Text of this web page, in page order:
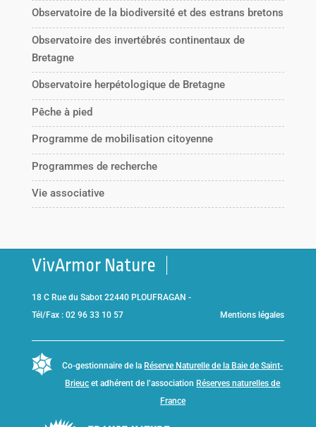
Observatoire de la biodiversité et des estrans bretons
Observatoire des invertébrés continentaux de
Bretagne
Observatoire herpétologique de Bretagne
Pêche à pied
Programme de mobilisation citoyenne
Programmes de recherche
Vie associative
VivArmor Nature
18 C Rue du Sabot 22440 PLOUFRAGAN -
Tél/Fax : 02 96 33 10 57
Mentions légales
Co-gestionnaire de la Réserve Naturelle de la Baie de Saint-
Brieuc et adhérent de l’association Réserves naturelles de
France